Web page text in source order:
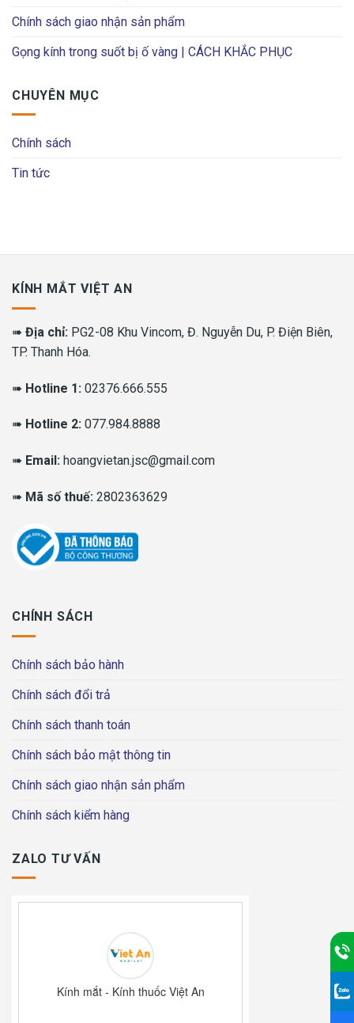
Chính sách giao nhận sản phẩm
Gọng kính trong suốt bị ố vàng | CÁCH KHẮC PHỤC
CHUYÊN MỤC
Chính sách
Tin tức
KÍNH MẮT VIỆT AN
➠ Địa chỉ: PG2-08 Khu Vincom, Đ. Nguyễn Du, P. Điện Biên,
TP. Thanh Hóa.
➠ Hotline 1: 02376.666.555
➠ Hotline 2: 077.984.8888
➠ Email: hoangvietan.jsc@gmail.com
➠ Mã số thuế: 2802363629
CHÍNH SÁCH
Chính sách bảo hành
Chính sách đổi trả
Chính sách thanh toán
Chính sách bảo mật thông tin
Chính sách giao nhận sản phẩm
Chính sách kiểm hàng
ZALO TƯ VẤN